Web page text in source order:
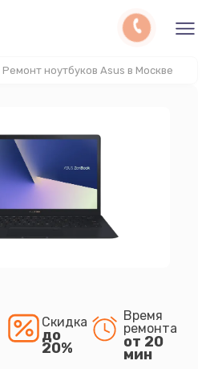
Ремонт ноутбуков Asus в Москве
Скидка
до
20%
Время
ремонта
от 20
мин